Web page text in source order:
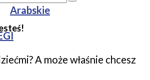
Arabskie
A może właśnie chcesz